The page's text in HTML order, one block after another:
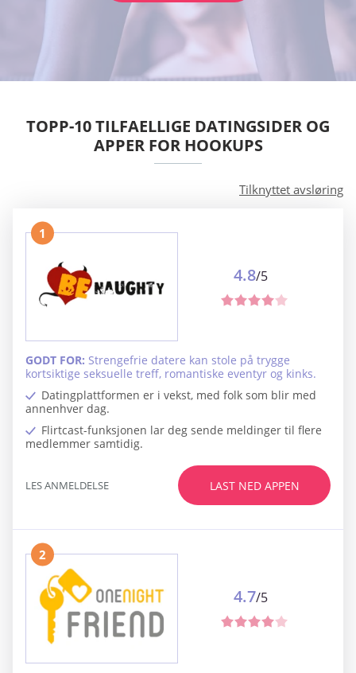
TOPP-10 TILFAELLIGE DATINGSIDER OG
APPER FOR HOOKUPS
Tilknyttet avsløring
1
Datingplattformen er i vekst, med folk som blir med
annenhver dag.
Flirtcast-funksjonen lar deg sende meldinger til flere
medlemmer samtidig.
GODT FOR: Strengefrie datere kan stole på trygge
kortsiktige seksuelle treff, romantiske eventyr og kinks.
4.8/5
LAST NED APPEN
LES ANMELDELSE
2
4.7/5